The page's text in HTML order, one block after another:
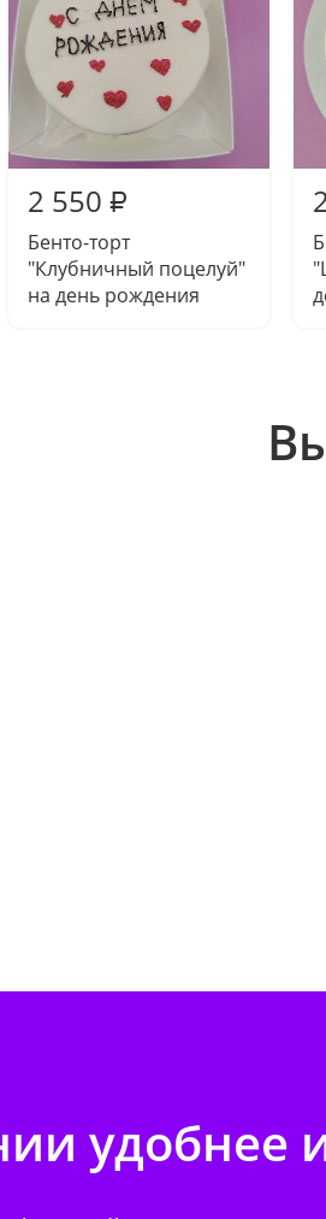
2 550 ₽
Бенто-торт
"Клубничный поцелуй"
на день рождения
удобнее